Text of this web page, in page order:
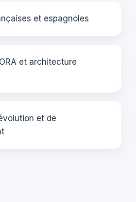
et espagnoles
et architecture
et de